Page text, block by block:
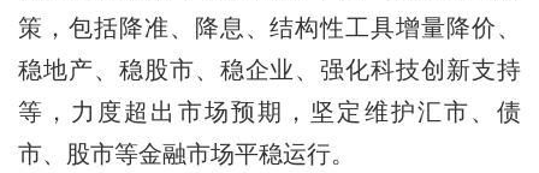
策，包括降准、降息、结构性工具增量降价、
稳地产、稳股市、稳企业、强化科技创新支持
等，力度超出市场预期，坚定维护汇市、债
市、股市等金融市场平稳运行。